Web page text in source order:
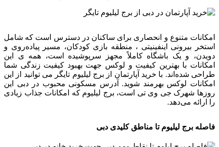
امکانات متنوع و انحصاری برای ساکنان در دسترس است که شامل
استخر بیرونی اینفینیتی ، منطقه بازی کودکان، مسیر پیاده‌روی و
دویدن، و یک باشگاه کاملاً مجهز سرپوشیده است، همه ی این
امکانات با بهترین کیفیت و لوکس جهت بهبود کیفیت زندگی شما
طراحی شده‌اند. با خرید آپارتمان از برج لیلیوم تایگر می توانید از این
امکانات لوکس بهرمند شوید. آدرس مسکونی محبوب در دبی این
روزها شهرک جی وی تی است، برج لیلیوم که امکانات جذاب زیادی
را ارائه می‌دهد.
فاصله برج لیلیوم تا مناطق کلیدی دبی